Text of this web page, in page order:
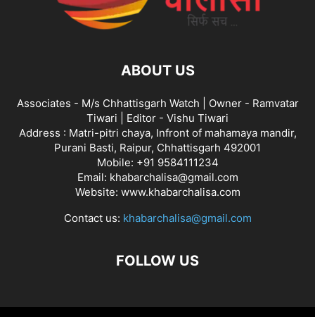
ABOUT US
Associates - M/s Chhattisgarh Watch | Owner - Ramvatar
Tiwari | Editor - Vishu Tiwari
Address : Matri-pitri chaya, Infront of mahamaya mandir,
Purani Basti, Raipur, Chhattisgarh 492001
Mobile: +91 9584111234
Email: khabarchalisa@gmail.com
Website: www.khabarchalisa.com
Contact us: khabarchalisa@gmail.com
FOLLOW US